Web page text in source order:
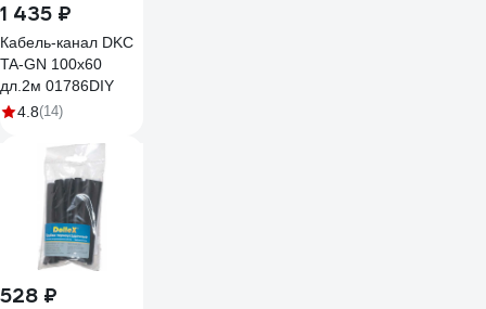
1 435 ₽
Кабель-канал DKC
TA-GN 100x60
дл.2м 01786DIY
4.8(14)
528 ₽